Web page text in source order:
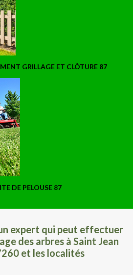
GRILLAGE ET CLÔTURE 87
DE PELOUSE 87
expert qui peut effectuer
des arbres à Saint Jean
et les localités